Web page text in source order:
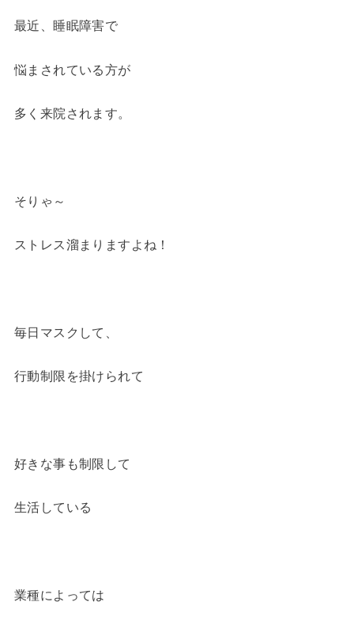
最近、睡眠障害で
悩まされている方が
多く来院されます。
そりゃ～
ストレス溜まりますよね！
毎日マスクして、
行動制限を掛けられて
好きな事も制限して
生活している
業種によっては